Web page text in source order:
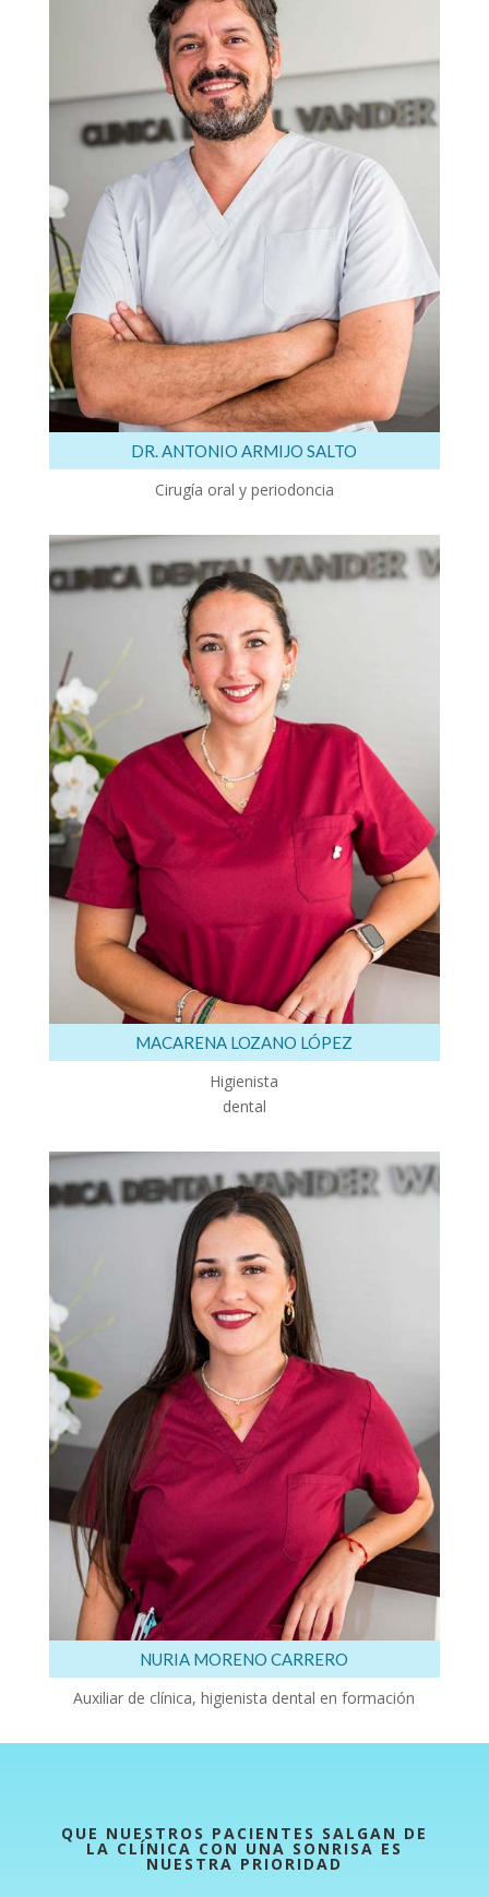
DR. ANTONIO ARMIJO SALTO
Cirugía oral y periodoncia
MACARENA LOZANO LÓPEZ
Higienista
dental
NURIA MORENO CARRERO
Auxiliar de clínica, higienista dental en formación
QUE NUESTROS PACIENTES SALGAN DE
LA CLÍNICA CON UNA SONRISA ES
NUESTRA PRIORIDAD